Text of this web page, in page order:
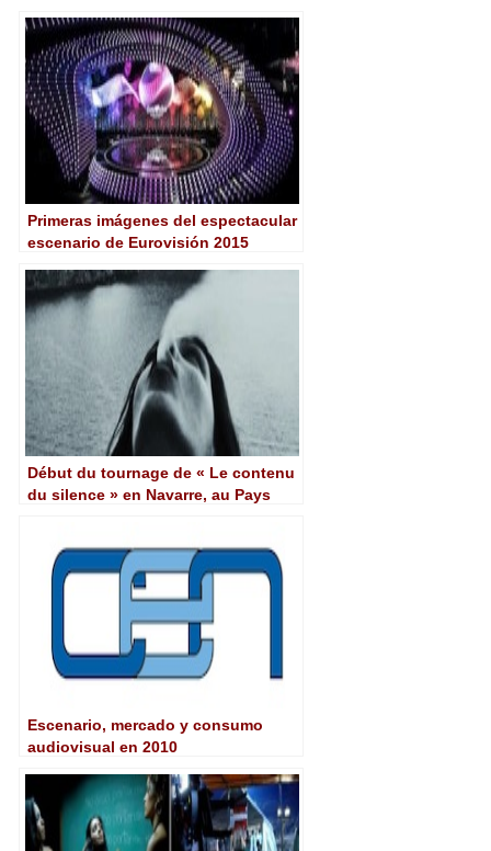
Primeras imágenes del espectacular
escenario de Eurovisión 2015
Début du tournage de « Le contenu
du silence » en Navarre, au Pays
Escenario, mercado y consumo
audiovisual en 2010